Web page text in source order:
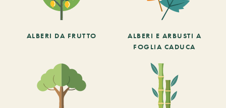
ALBERI DA FRUTTO
ALBERI E ARBUSTI A
FOGLIA CADUCA